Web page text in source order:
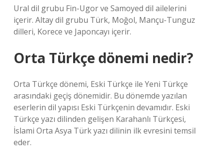
Ural dil grubu Fin-Ugor ve Samoyed dil ailelerini
içerir. Altay dil grubu Türk, Moğol, Mançu-Tunguz
dilleri, Korece ve Japoncayı içerir.
Orta Türkçe dönemi nedir?
Orta Türkçe dönemi, Eski Türkçe ile Yeni Türkçe
arasındaki geçiş dönemidir. Bu dönemde yazılan
eserlerin dil yapısı Eski Türkçenin devamıdır. Eski
Türkçe yazı dilinden gelişen Karahanlı Türkçesi,
İslami Orta Asya Türk yazı dilinin ilk evresini temsil
eder.